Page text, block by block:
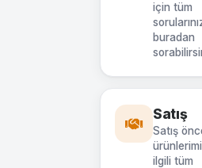
için tüm
buradan
Satış
Satış
ilgili tüm